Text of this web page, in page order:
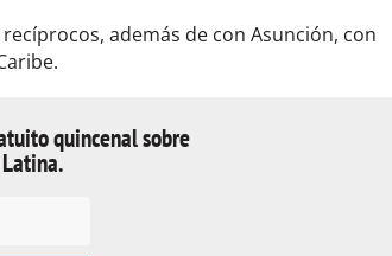
además de con Asunción, con
quincenal sobre